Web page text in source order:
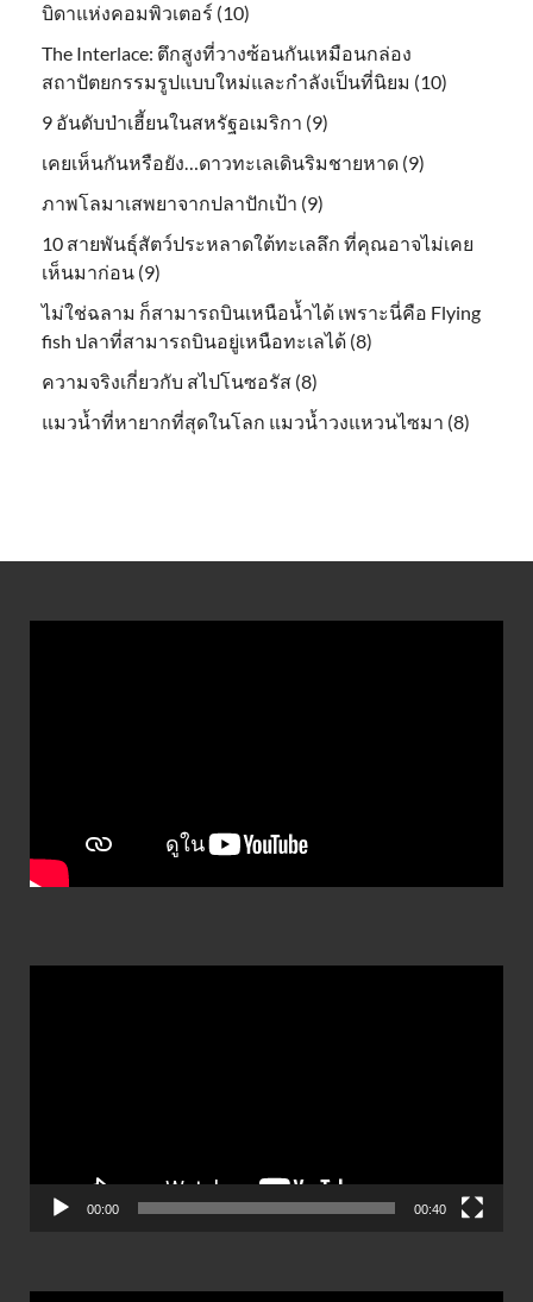
บิดาแห่งคอมพิวเตอร์ (10)
The Interlace: ตึกสูงที่วางซ้อนกันเหมือนกล่อง
สถาปัตยกรรมรูปแบบใหม่และกำลังเป็นที่นิยม (10)
9 อันดับป่าเฮี้ยนในสหรัฐอเมริกา (9)
เคยเห็นกันหรือยัง…ดาวทะเลเดินริมชายหาด (9)
ภาพโลมาเสพยาจากปลาปักเป้า (9)
10 สายพันธุ์สัตว์ประหลาดใต้ทะเลลึก ที่คุณอาจไม่เคย
เห็นมาก่อน (9)
ไม่ใช่ฉลาม ก็สามารถบินเหนือน้ำได้ เพราะนี่คือ Flying
fish ปลาที่สามารถบินอยู่เหนือทะเลได้ (8)
ความจริงเกี่ยวกับ สไปโนซอรัส (8)
แมวน้ำที่หายากที่สุดในโลก แมวน้ำวงแหวนไซมา (8)
00:00 00:40